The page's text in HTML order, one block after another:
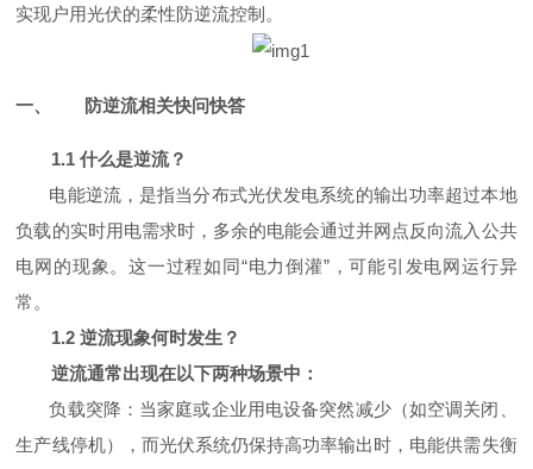
实现户用光伏的柔性防逆流控制。
一、 防逆流相关快问快答
1.1什么是逆流？
电能逆流，是指当分布式光伏发电系统的输出功率超过本地
负载的实时用电需求时，多余的电能会通过并网点反向流入公共
电网的现象。这一过程如同“电力倒灌”，可能引发电网运行异
常。
1.2逆流现象何时发生？
逆流通常出现在以下两种场景中：
负载突降：当家庭或企业用电设备突然减少（如空调关闭、
生产线停机），而光伏系统仍保持高功率输出时，电能供需失衡